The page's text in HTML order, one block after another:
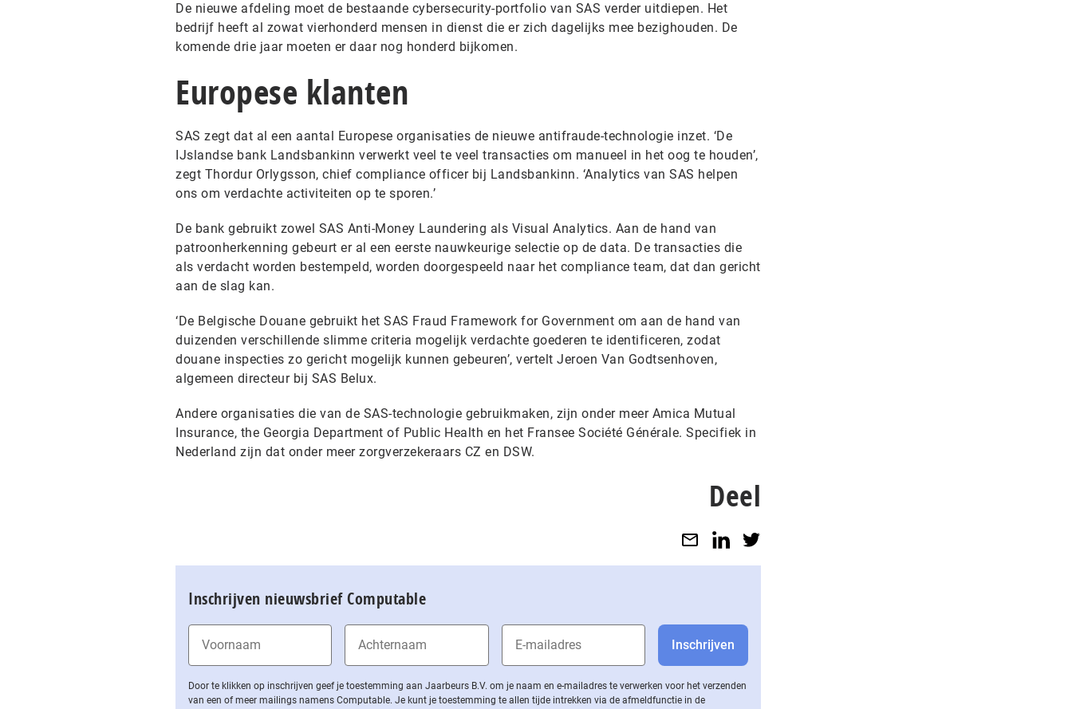
De nieuwe afdeling moet de bestaande cybersecurity-portfolio van SAS verder uitdiepen. Het
bedrijf heeft al zowat vierhonderd mensen in dienst die er zich dagelijks mee bezighouden. De
komende drie jaar moeten er daar nog honderd bijkomen.
Europese klanten
SAS zegt dat al een aantal Europese organisaties de nieuwe antifraude-technologie inzet. ‘De
IJslandse bank Landsbankinn verwerkt veel te veel transacties om manueel in het oog te houden’,
zegt Thordur Orlygsson, chief compliance officer bij Landsbankinn. ‘Analytics van SAS helpen
ons om verdachte activiteiten op te sporen.’
De bank gebruikt zowel SAS Anti-Money Laundering als Visual Analytics. Aan de hand van
patroonherkenning gebeurt er al een eerste nauwkeurige selectie op de data. De transacties die
als verdacht worden bestempeld, worden doorgespeeld naar het compliance team, dat dan gericht
aan de slag kan.
‘De Belgische Douane gebruikt het SAS Fraud Framework for Government om aan de hand van
duizenden verschillende slimme criteria mogelijk verdachte goederen te identificeren, zodat
douane inspecties zo gericht mogelijk kunnen gebeuren’, vertelt Jeroen Van Godtsenhoven,
algemeen directeur bij SAS Belux.
Andere organisaties die van de SAS-technologie gebruikmaken, zijn onder meer Amica Mutual
Insurance, the Georgia Department of Public Health en het Fransee Société Générale. Specifiek in
Nederland zijn dat onder meer zorgverzekeraars CZ en DSW.
Deel
Inschrijven nieuwsbrief Computable
Door te klikken op inschrijven geef je toestemming aan Jaarbeurs B.V. om je naam en e-mailadres te verwerken voor het verzenden
van een of meer mailings namens Computable. Je kunt je toestemming te allen tijde intrekken via de af­meld­func­tie in de